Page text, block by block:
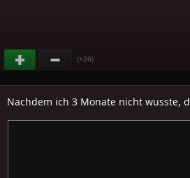
(+26)
Nachdem ich 3 Monate nicht wusste,